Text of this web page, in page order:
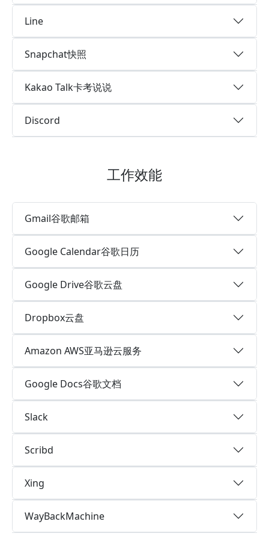
Line
Snapchat快照
Kakao Talk卡考说说
Discord
工作效能
Gmail谷歌邮箱
Google Calendar谷歌日历
Google Drive谷歌云盘
Dropbox云盘
Amazon AWS亚马逊云服务
Google Docs谷歌文档
Slack
Scribd
Xing
WayBackMachine